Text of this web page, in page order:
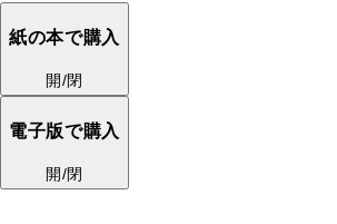
紙の本で購入
開/閉
電子版で購入
開/閉